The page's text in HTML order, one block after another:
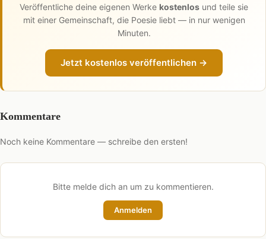
Veröffentliche deine eigenen Werke kostenlos und teile sie
mit einer Gemeinschaft, die Poesie liebt — in nur wenigen
Minuten.
Jetzt kostenlos veröffentlichen →
Kommentare
Noch keine Kommentare — schreibe den ersten!
Bitte melde dich an um zu kommentieren.
Anmelden